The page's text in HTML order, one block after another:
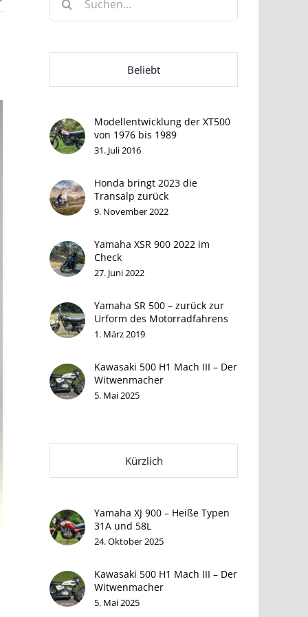
nach:
Beliebt
Modellentwicklung der XT500
von 1976 bis 1989
31. Juli 2016
Honda bringt 2023 die
Transalp zurück
9. November 2022
Yamaha XSR 900 2022 im
Check
27. Juni 2022
Yamaha SR 500 – zurück zur
Urform des Motorradfahrens
1. März 2019
Kawasaki 500 H1 Mach III – Der
Witwenmacher
5. Mai 2025
Kürzlich
Yamaha XJ 900 – Heiße Typen
31A und 58L
24. Oktober 2025
Kawasaki 500 H1 Mach III – Der
Witwenmacher
5. Mai 2025